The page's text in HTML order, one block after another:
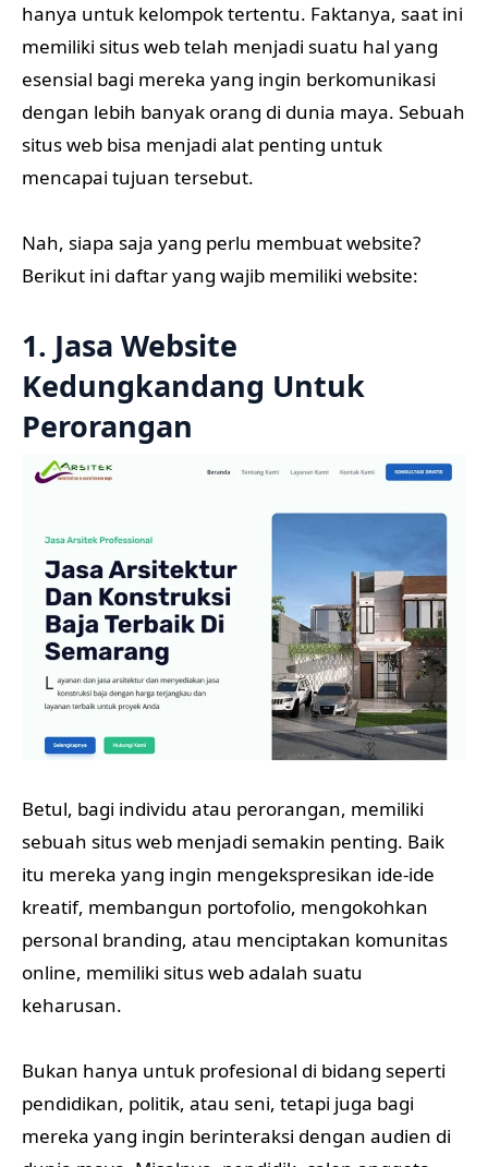
hanya untuk kelompok tertentu. Faktanya, saat ini
memiliki situs web telah menjadi suatu hal yang
esensial bagi mereka yang ingin berkomunikasi
dengan lebih banyak orang di dunia maya. Sebuah
situs web bisa menjadi alat penting untuk
mencapai tujuan tersebut.
Nah, siapa saja yang perlu membuat website?
Berikut ini daftar yang wajib memiliki website:
1. Jasa Website
Kedungkandang Untuk
Perorangan
Betul, bagi individu atau perorangan, memiliki
sebuah situs web menjadi semakin penting. Baik
itu mereka yang ingin mengekspresikan ide-ide
kreatif, membangun portofolio, mengokohkan
personal branding, atau menciptakan komunitas
online, memiliki situs web adalah suatu
keharusan.
Bukan hanya untuk profesional di bidang seperti
pendidikan, politik, atau seni, tetapi juga bagi
mereka yang ingin berinteraksi dengan audien di